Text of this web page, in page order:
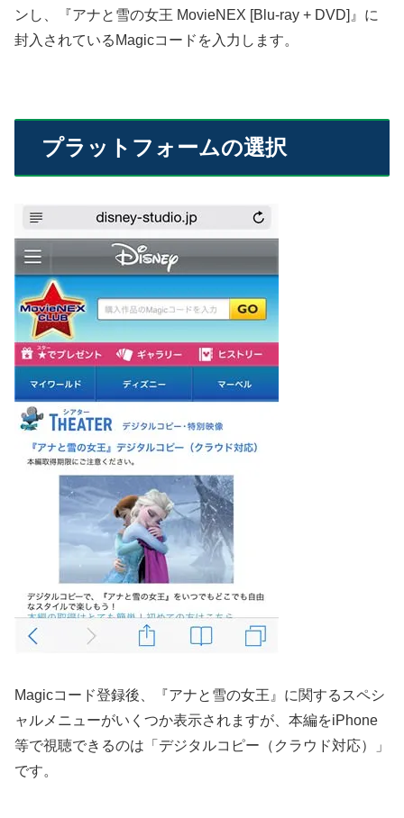
ンし、『アナと雪の女王 MovieNEX [Blu-ray + DVD]』に
封入されているMagicコードを入力します。
プラットフォームの選択
Magicコード登録後、『アナと雪の女王』に関するスペシ
ャルメニューがいくつか表示されますが、本編をiPhone
等で視聴できるのは「デジタルコピー（クラウド対応）」
です。